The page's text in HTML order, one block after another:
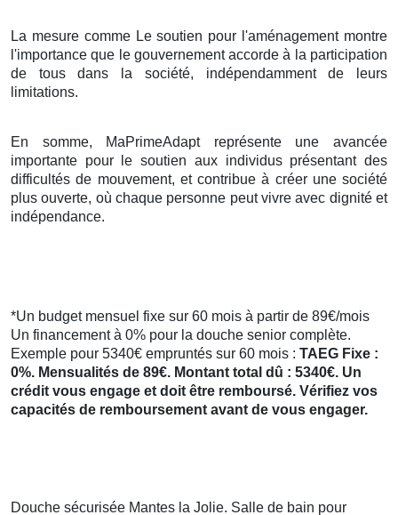
La mesure comme Le soutien pour l'aménagement montre
l'importance que le gouvernement accorde à la participation
de tous dans la société, indépendamment de leurs
limitations.
En somme, MaPrimeAdapt représente une avancée
importante pour le soutien aux individus présentant des
difficultés de mouvement, et contribue à créer une société
plus ouverte, où chaque personne peut vivre avec dignité et
indépendance.
*Un budget mensuel fixe sur 60 mois à partir de 89€/mois
Un financement à 0% pour la douche senior complète.
Exemple pour 5340€ empruntés sur 60 mois : TAEG Fixe :
0%. Mensualités de 89€. Montant total dû : 5340€. Un
crédit vous engage et doit être remboursé. Vérifiez vos
capacités de remboursement avant de vous engager.
Douche sécurisée Mantes la Jolie. Salle de bain pour